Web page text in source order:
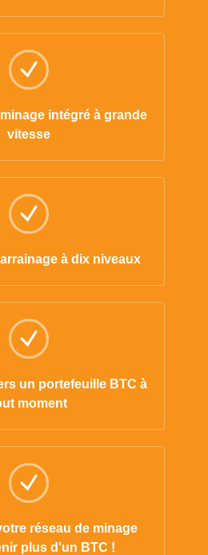
intégré à grande
vitesse
à dix niveaux
un portefeuille BTC à
moment
réseau de minage
plus d'un BTC !